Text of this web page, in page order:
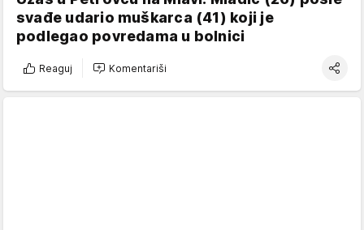
svađe udario muškarca (41) koji je
podlegao povredama u bolnici
Reaguj Komentariši